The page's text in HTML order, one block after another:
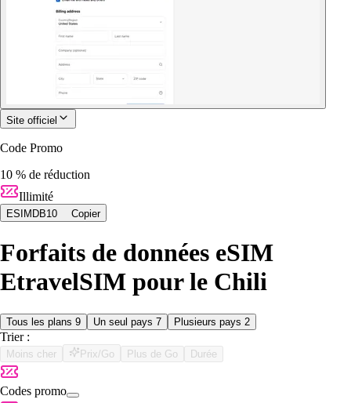
Site officiel
Code Promo
10 % de réduction
Illimité
ESIMDB10 Copier
Forfaits de données eSIM
EtravelSIM pour le Chili
Tous les plans 9 Un seul pays 7 Plusieurs pays 2
Trier :
Moins cher Prix/Go Plus de Go Durée
Codes promo